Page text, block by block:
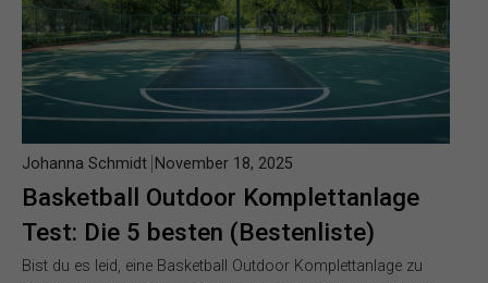
Basketball Outdoor Komplettanlage
Test: Die 5 besten (Bestenliste)
Johanna Schmidt November 18, 2025
Bist du es leid, eine Basketball Outdoor Komplettanlage zu